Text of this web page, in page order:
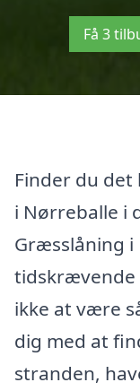
Få 3
Finder du
i Nørreballe i
Græsslåning
tidskrævende
ikke at være
dig med at
stranden,